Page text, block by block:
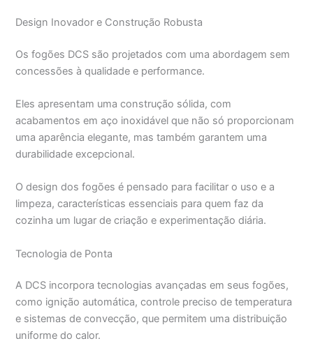
Design Inovador e Construção Robusta
Os fogões DCS são projetados com uma abordagem sem
concessões à qualidade e performance.
Eles apresentam uma construção sólida, com
acabamentos em aço inoxidável que não só proporcionam
uma aparência elegante, mas também garantem uma
durabilidade excepcional.
O design dos fogões é pensado para facilitar o uso e a
limpeza, características essenciais para quem faz da
cozinha um lugar de criação e experimentação diária.
Tecnologia de Ponta
A DCS incorpora tecnologias avançadas em seus fogões,
como ignição automática, controle preciso de temperatura
e sistemas de convecção, que permitem uma distribuição
uniforme do calor.